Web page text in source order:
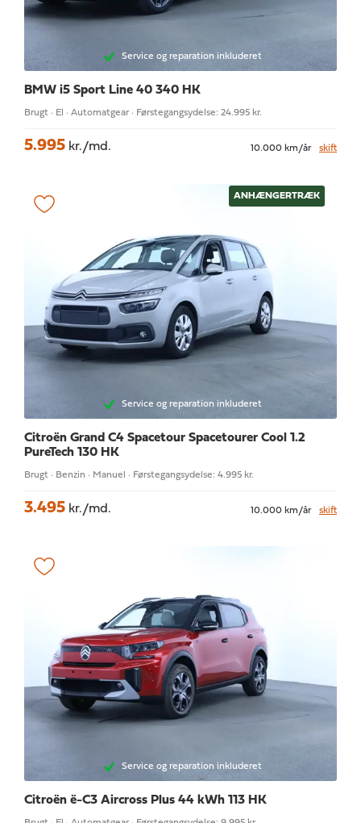
Service og reparation inkluderet
BMW i5 Sport Line 40 340 HK
Brugt · El · Automatgear · Førstegangsydelse: 24.995 kr.
5.995 kr./md. 10.000 km/år skift
ANHÆNGERTRÆK
Service og reparation inkluderet
Citroën Grand C4 Spacetour Spacetourer Cool 1.2
PureTech 130 HK
Brugt · Benzin · Manuel · Førstegangsydelse: 4.995 kr.
3.495 kr./md. 10.000 km/år skift
Service og reparation inkluderet
Citroën ë-C3 Aircross Plus 44 kWh 113 HK